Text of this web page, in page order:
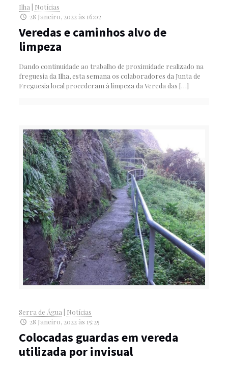
Ilha
Notícias
28 Janeiro, 2022 às 16:02
Veredas e caminhos alvo de
limpeza
Dando continuidade ao trabalho de proximidade realizado na
freguesia da Ilha, esta semana os colaboradores da Junta de
Freguesia local procederam à limpeza da Vereda das […]
Serra de Água
Notícias
28 Janeiro, 2022 às 15:25
Colocadas guardas em vereda
utilizada por invisual